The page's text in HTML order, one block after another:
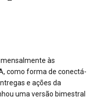
às
como forma de conectá-
e ações da
uma versão bimestral